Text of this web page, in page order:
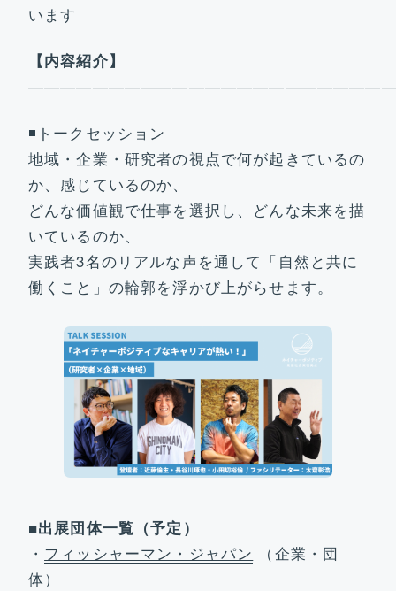
います
【内容紹介】
◾️トークセッション
地域・企業・研究者の視点で何が起きているの
か、感じているのか、
どんな価値観で仕事を選択し、どんな未来を描
いているのか、
実践者3名のリアルな声を通して「自然と共に
働くこと」の輪郭を浮かび上がらせます。
■出展団体一覧（予定）
・ フィッシャーマン・ジャパン （企業・団
体）